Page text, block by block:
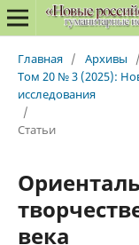
Главная / Архивы
/
Том 20 № 3 (2025):
исследования
/
Статьи
века